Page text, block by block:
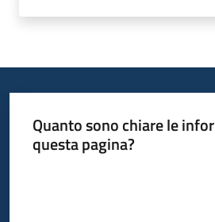
Quanto sono chiare le
questa pagina?